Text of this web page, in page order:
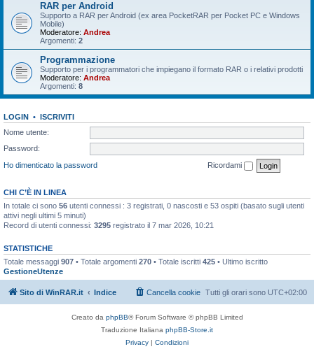
RAR per Android
Supporto a RAR per Android (ex area PocketRAR per Pocket PC e Windows
Mobile)
Moderatore: Andrea
Argomenti: 2
Programmazione
Supporto per i programmatori che impiegano il formato RAR o i relativi prodotti
Moderatore: Andrea
Argomenti: 8
LOGIN • ISCRIVITI
Nome utente:
Password:
Ho dimenticato la password
Ricordami
CHI C’È IN LINEA
In totale ci sono 56 utenti connessi : 3 registrati, 0 nascosti e 53 ospiti (basato sugli utenti
attivi negli ultimi 5 minuti)
Record di utenti connessi: 3295 registrato il 7 mar 2026, 10:21
STATISTICHE
Totale messaggi 907 • Totale argomenti 270 • Totale iscritti 425 • Ultimo iscritto
GestioneUtenze
Sito di WinRAR.it Indice Tutti gli orari sono UTC+02:00
Cancella cookie
Creato da phpBB® Forum Software © phpBB Limited
Traduzione Italiana phpBB-Store.it
Privacy | Condizioni